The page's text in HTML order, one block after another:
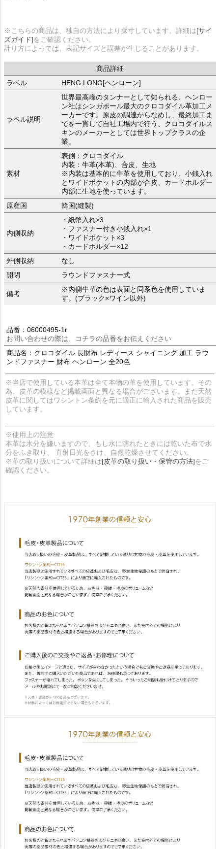
※こちらの商品は、独自の方法により採寸しています。詳細は[サイ
ズガイド]をご確認ください。
計り方によっては、表記サイズと誤差が生じることがあります。
商品詳細
ラベル
HENG LONG[ヘンローン]
ラベル説明
世界最高峰のタンナーとして知られる、ヘンロー
ン社はシンガポール最大のクロコダイル革加工メ
ーカーです。原皮の調達からなめし、最終加工ま
でを一貫して自社工場内で行う、クロコダイルス
キンのメーカーとしては世界トップクラスの企
業。
素材
表側：クロコダイル
内装：牛革(本革)、合皮、生地
※内装は基本的に牛革を使用しており、小銭入れ
とワイドポケットの内部が合皮、カードホルダー
内部に生地を使っています。
原産国
韓国(縫製)
内側収納
・紙幣入れ×3
・ファスナー付き小銭入れ×1
・ワイドポケット×3
・カードホルダー×12
外側収納
なし
開閉
ラウンドファスナー式
備考
※内側牛革の色は表面と同系色を使用していま
す。(ブラック×ワイン以外)
品番：06000495-1r
お問い合わせの際は、コチラの品番をお伝えください
商品名：クロコダイル 長財布 レディース シャイニング 加工 ラウ
ンドファスナー 財布 ヘンローン 全20色
※当店で使用している本革は全て本物の革を使用しています。その
為、皮革の模様など掲載画面と異なる場合がございます。また天然
皮革に関してはワシントン条約を元に適正に輸入された商品を販売
しています。
※使用上の注意
本革は水分を嫌いますので、もし水に濡れたときには乾いた布で水
分をふき取り、 直射日光をさけ、自然乾燥させてください。
※革の取り扱いについて詳細は[皮革の取り扱い・保管の方法]をご
確認ください。